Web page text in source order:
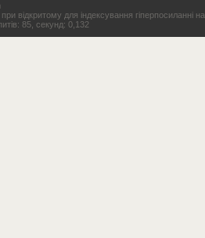
відкритому для індексування гіперпосиланні
85, секунд: 0,132